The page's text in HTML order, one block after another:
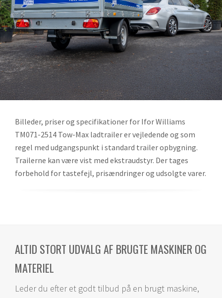
Billeder, priser og specifikationer for Ifor Williams
TM071-2514 Tow-Max ladtrailer er vejledende og som
regel med udgangspunkt i standard trailer opbygning.
Trailerne kan være vist med ekstraudstyr. Der tages
forbehold for tastefejl, prisændringer og udsolgte varer.
ALTID STORT UDVALG AF BRUGTE MASKINER OG
MATERIEL
Leder du efter et godt tilbud på en brugt maskine,